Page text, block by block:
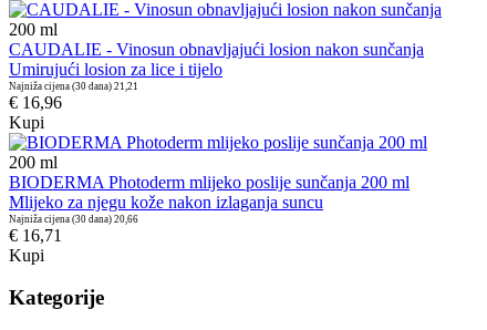
200 ml
CAUDALIE - Vinosun obnavljajući losion nakon sunčanja
Umirujući losion za lice i tijelo
Najniža cijena (30 dana) 21,21
€ 16,96
Kupi
200 ml
BIODERMA Photoderm mlijeko poslije sunčanja 200 ml
Mlijeko za njegu kože nakon izlaganja suncu
Najniža cijena (30 dana) 20,66
€ 16,71
Kupi
Kategorije